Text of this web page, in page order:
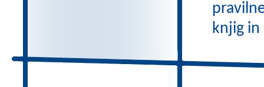
knjig in